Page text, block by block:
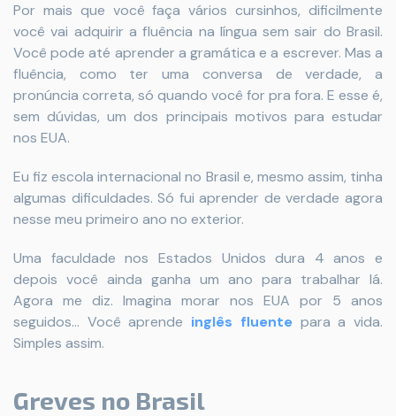
Por mais que você faça vários cursinhos, dificilmente
você vai adquirir a fluência na língua sem sair do Brasil.
Você pode até aprender a gramática e a escrever. Mas a
fluência, como ter uma conversa de verdade, a
pronúncia correta, só quando você for pra fora. E esse é,
sem dúvidas, um dos principais motivos para estudar
nos EUA.
Eu fiz escola internacional no Brasil e, mesmo assim, tinha
algumas dificuldades. Só fui aprender de verdade agora
nesse meu primeiro ano no exterior.
Uma faculdade nos Estados Unidos dura 4 anos e
depois você ainda ganha um ano para trabalhar lá.
Agora me diz. Imagina morar nos EUA por 5 anos
seguidos... Você aprende inglês fluentepara a vida.
Simples assim.
Greves no Brasil